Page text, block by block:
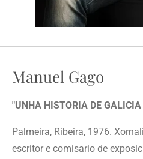
Manuel Gago
"UNHA HISTORIA DE GALICIA
Palmeira, Ribeira, 1976.
escritor e comisario de